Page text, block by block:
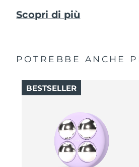
Scopri di più
POTREBBE ANCHE
BESTSELLER